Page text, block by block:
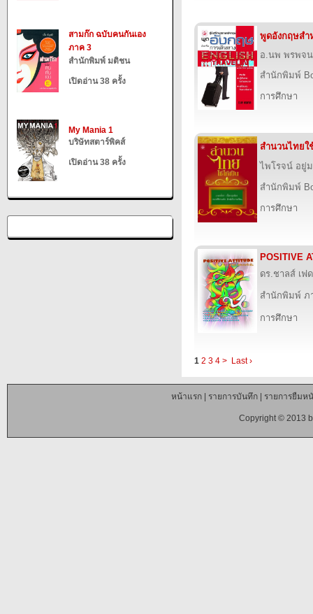
สามก๊ก ฉบับคนกันเอง
ภาค 3
สำนักพิมพ์ มติชน
เปิดอ่าน 38 ครั้ง
My Mania 1
บริษัทสตาร์พิคส์
เปิดอ่าน 38 ครั้ง
พูดอังกฤษสำ
อ.นพ พรพจ
สำนักพิมพ์
การศึกษา
สำนวนไทยใ
ไพโรจน์ อยู่
สำนักพิมพ์
การศึกษา
POSITIVE
ดร.ชาลส์ เฟ
สำนักพิมพ์ ภ
การศึกษา
1 2 3 4 > Last ›
หน้าแรก| รายการบันทึก| รายการยืมห
Copyright © 2013